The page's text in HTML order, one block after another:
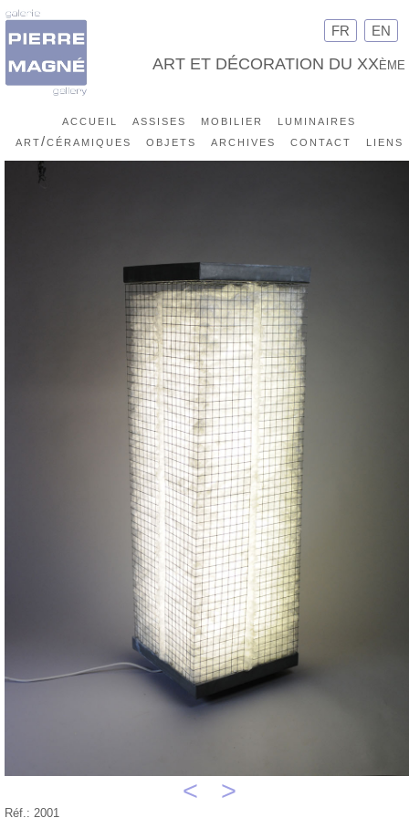
FR EN
ART ET DÉCORATION DU XXème
accueil assises mobilier
luminaires
art/céramiques
objets archives contact liens
< >
Réf.: 2001